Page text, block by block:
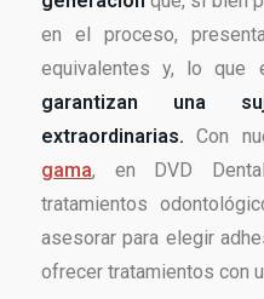
en el proceso,
equivalentes y, lo que
garantizan una
extraordinarias. Con
gama, en DVD
tratamientos
asesorar para elegir
ofrecer tratamientos con